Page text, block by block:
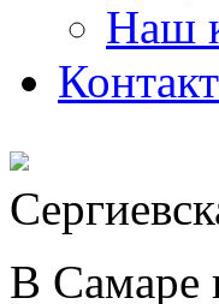
Наш
В Самаре